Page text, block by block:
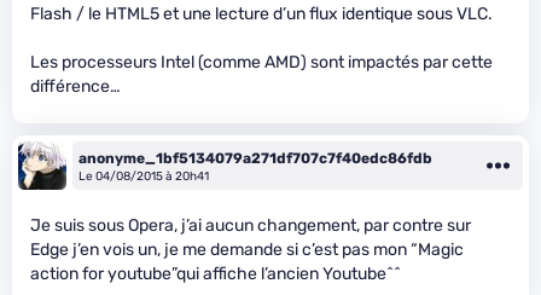
Flash / le HTML5 et une lecture d’un flux identique sous VLC.
Les processeurs Intel (comme AMD) sont impactés par cette
différence…
anonyme_1bf5134079a271df707c7f40edc86fdb
Le 04/08/2015 à 20h41
Je suis sous Opera, j’ai aucun changement, par contre sur
Edge j’en vois un, je me demande si c’est pas mon “Magic
action for youtube”qui affiche l’ancien Youtube^^